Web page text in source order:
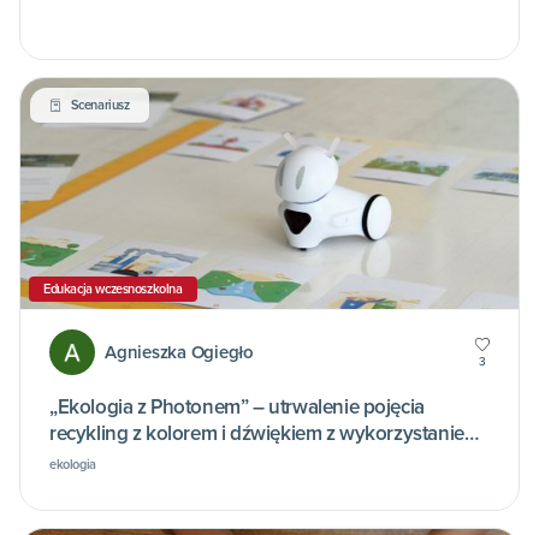
Scenariusz
Edukacja wczesnoszkolna
Agnieszka Ogiegło 3
„Ekologia z Photonem” – utrwalenie pojęcia
recykling z kolorem i dźwiękiem z wykorzystaniem
robota edukacyjnego Photon
ekologia